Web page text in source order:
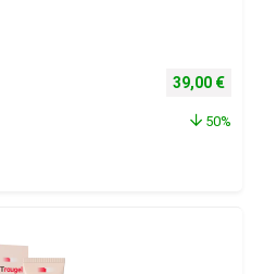
Izvorna
39,00 €
50%